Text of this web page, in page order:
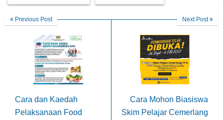
Previous Post
Cara dan Kaedah
Pelaksanaan Food
Next Post
Cara Mohon Biasiswa
Skim Pelajar Cemerlang